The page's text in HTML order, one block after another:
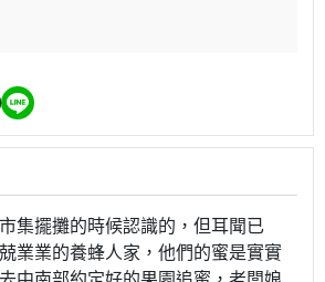
集擺攤的時候認識的，但耳聞已
業業的養蜂人家，他們的蜜是實實